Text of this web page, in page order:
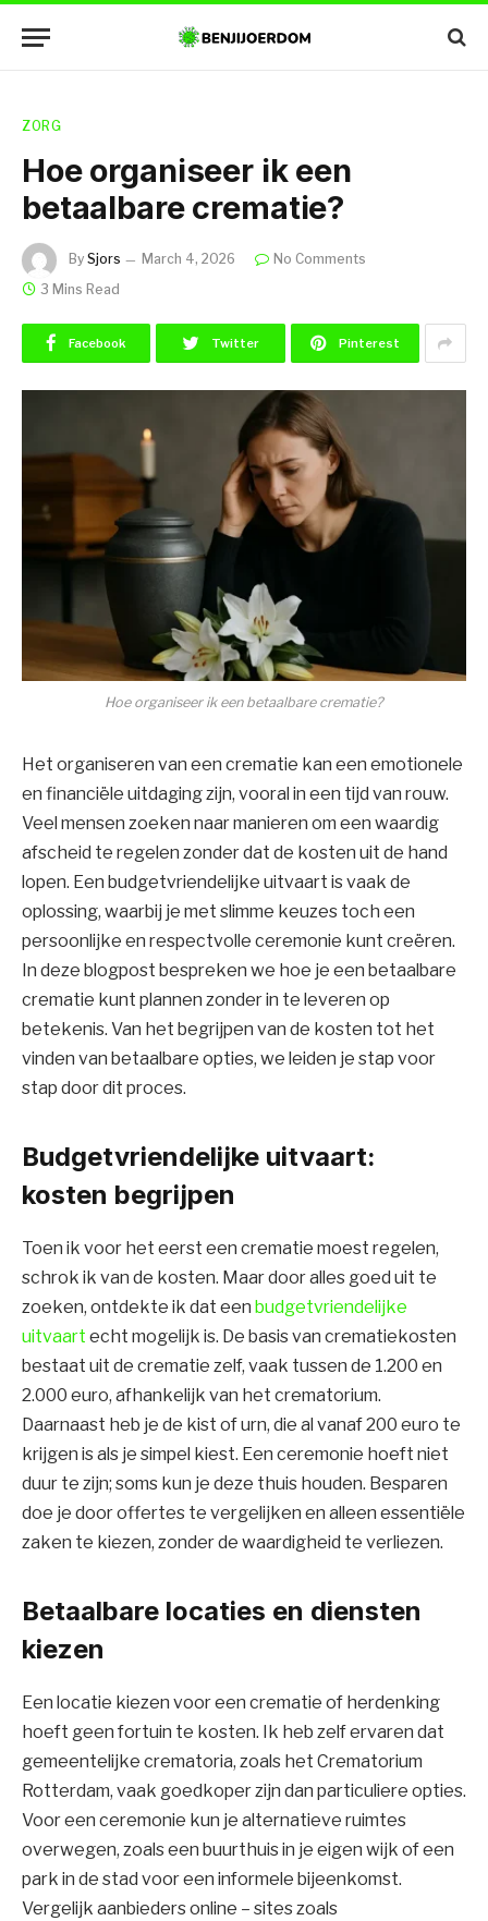
ZORG
Hoe organiseer ik een
betaalbare crematie?
By Sjors March 4, 2026
No Comments
3 Mins Read
Facebook Twitter Pinterest
Hoe organiseer ik een betaalbare crematie?
Het organiseren van een crematie kan een emotionele
en financiële uitdaging zijn, vooral in een tijd van rouw.
Veel mensen zoeken naar manieren om een waardig
afscheid te regelen zonder dat de kosten uit de hand
lopen. Een budgetvriendelijke uitvaart is vaak de
oplossing, waarbij je met slimme keuzes toch een
persoonlijke en respectvolle ceremonie kunt creëren.
In deze blogpost bespreken we hoe je een betaalbare
crematie kunt plannen zonder in te leveren op
betekenis. Van het begrijpen van de kosten tot het
vinden van betaalbare opties, we leiden je stap voor
stap door dit proces.
Budgetvriendelijke uitvaart:
kosten begrijpen
Toen ik voor het eerst een crematie moest regelen,
schrok ik van de kosten. Maar door alles goed uit te
zoeken, ontdekte ik dat een budgetvriendelijke
uitvaart echt mogelijk is. De basis van crematiekosten
bestaat uit de crematie zelf, vaak tussen de 1.200 en
2.000 euro, afhankelijk van het crematorium.
Daarnaast heb je de kist of urn, die al vanaf 200 euro te
krijgen is als je simpel kiest. Een ceremonie hoeft niet
duur te zijn; soms kun je deze thuis houden. Besparen
doe je door offertes te vergelijken en alleen essentiële
zaken te kiezen, zonder de waardigheid te verliezen.
Betaalbare locaties en diensten
kiezen
Een locatie kiezen voor een crematie of herdenking
hoeft geen fortuin te kosten. Ik heb zelf ervaren dat
gemeentelijke crematoria, zoals het Crematorium
Rotterdam, vaak goedkoper zijn dan particuliere opties.
Voor een ceremonie kun je alternatieve ruimtes
overwegen, zoals een buurthuis in je eigen wijk of een
park in de stad voor een informele bijeenkomst.
Vergelijk aanbieders online – sites zoals